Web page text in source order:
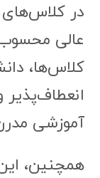
در کلاس‌های
عالی
کلاس‌ها،
انعطاف‌پذیر
آموزشی
همچنین،